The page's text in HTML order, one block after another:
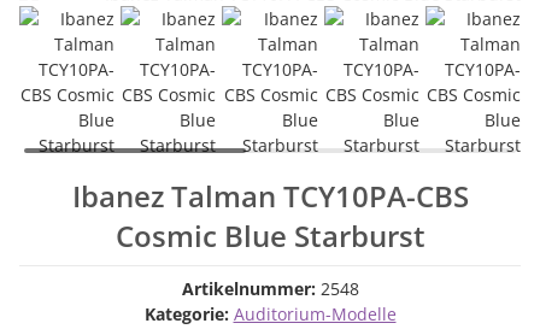
Ibanez Talman TCY10PA-CBS
Cosmic Blue Starburst
Artikelnummer: 2548
Kategorie: Auditorium-Modelle